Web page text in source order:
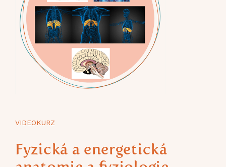
VIDEOKURZ
Fyzická a energetická